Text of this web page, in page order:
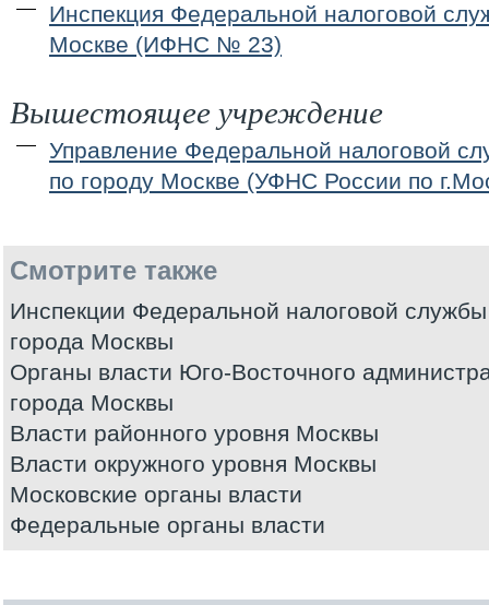
Инспекция Федеральной налоговой
Москве (ИФНС № 23)
Вышестоящее учреждение
Управление Федеральной налоговой
по городу Москве (УФНС России по
Смотрите также
Инспекции Федеральной налоговой
города Москвы
Органы власти Юго-Восточного
города Москвы
Власти районного уровня Москвы
Власти окружного уровня Москвы
Московские органы власти
Федеральные органы власти